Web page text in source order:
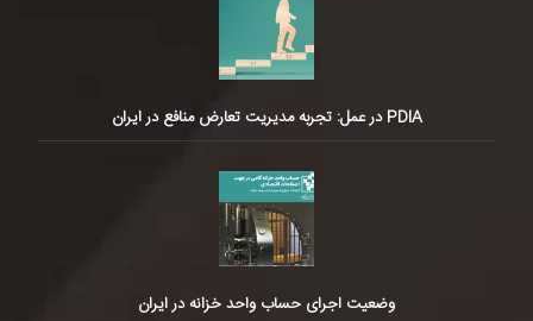
PDIA در عمل: تجربه مدیریت تعارض منافع در ایران
وضعیت اجرای حساب واحد خزانه در ایران